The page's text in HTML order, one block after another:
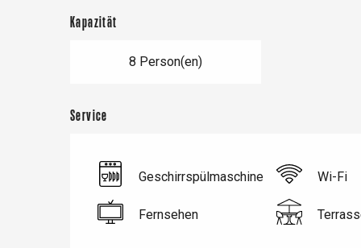
Kapazität
8 Person(en)
Service
Geschirrspülmaschine Wi-Fi
Fernsehen